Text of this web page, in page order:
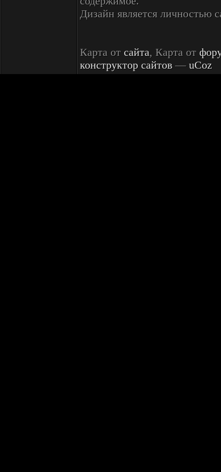
Дизайн является личностью
Карта от сайта, Карта от
конструктор сайтов — uCoz